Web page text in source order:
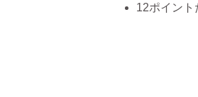
12ポイント